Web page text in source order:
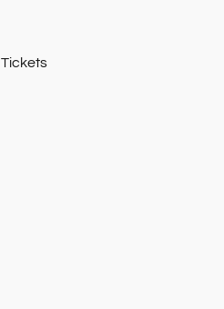
Tickets